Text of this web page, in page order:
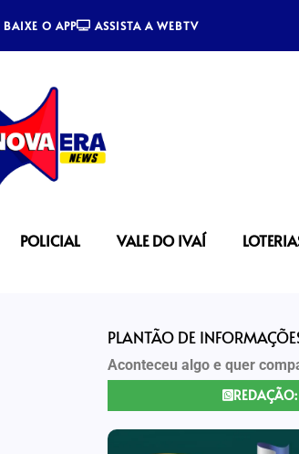
BAIXE O APP ASSISTA A WEBTV
POLICIAL VALE DO IVAÍ
PLANTÃO DE
Aconteceu algo e quer